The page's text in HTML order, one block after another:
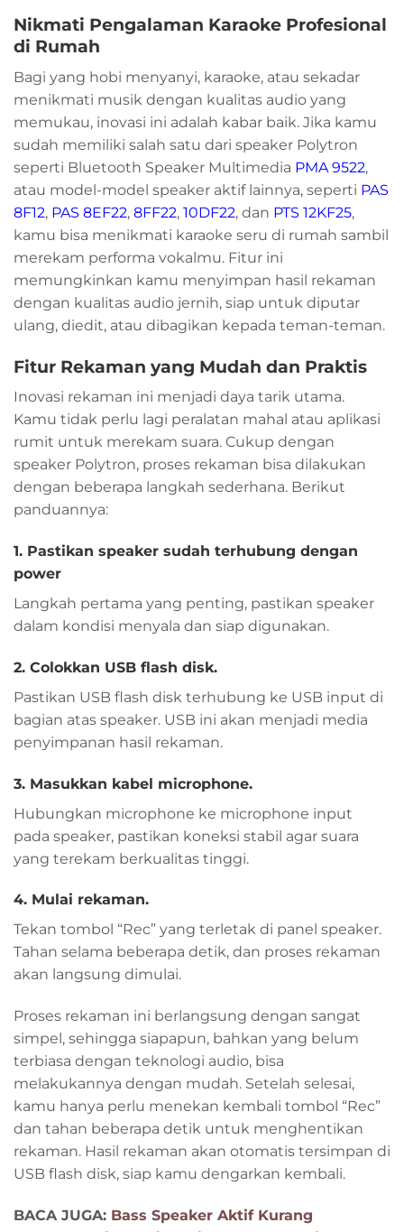
Nikmati Pengalaman Karaoke Profesional
di Rumah
Bagi yang hobi menyanyi, karaoke, atau sekadar
menikmati musik dengan kualitas audio yang
memukau, inovasi ini adalah kabar baik. Jika kamu
sudah memiliki salah satu dari speaker Polytron
seperti Bluetooth Speaker Multimedia PMA 9522,
atau model-model speaker aktif lainnya, seperti PAS
8F12, PAS 8EF22, 8FF22, 10DF22, dan PTS 12KF25,
kamu bisa menikmati karaoke seru di rumah sambil
merekam performa vokalmu. Fitur ini
memungkinkan kamu menyimpan hasil rekaman
dengan kualitas audio jernih, siap untuk diputar
ulang, diedit, atau dibagikan kepada teman-teman.
Fitur Rekaman yang Mudah dan Praktis
Inovasi rekaman ini menjadi daya tarik utama.
Kamu tidak perlu lagi peralatan mahal atau aplikasi
rumit untuk merekam suara. Cukup dengan
speaker Polytron, proses rekaman bisa dilakukan
dengan beberapa langkah sederhana. Berikut
panduannya:
1. Pastikan speaker sudah terhubung dengan
power
Langkah pertama yang penting, pastikan speaker
dalam kondisi menyala dan siap digunakan.
2. Colokkan USB flash disk.
Pastikan USB flash disk terhubung ke USB input di
bagian atas speaker. USB ini akan menjadi media
penyimpanan hasil rekaman.
3. Masukkan kabel microphone.
Hubungkan microphone ke microphone input
pada speaker, pastikan koneksi stabil agar suara
yang terekam berkualitas tinggi.
4. Mulai rekaman.
Tekan tombol “Rec” yang terletak di panel speaker.
Tahan selama beberapa detik, dan proses rekaman
akan langsung dimulai.
Proses rekaman ini berlangsung dengan sangat
simpel, sehingga siapapun, bahkan yang belum
terbiasa dengan teknologi audio, bisa
melakukannya dengan mudah. Setelah selesai,
kamu hanya perlu menekan kembali tombol “Rec”
dan tahan beberapa detik untuk menghentikan
rekaman. Hasil rekaman akan otomatis tersimpan di
USB flash disk, siap kamu dengarkan kembali.
BACA JUGA: Bass Speaker Aktif Kurang